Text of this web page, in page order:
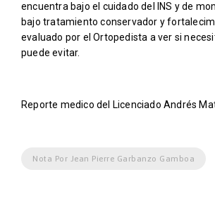
encuentra bajo el cuidado del INS y de
bajo tratamiento conservador y
evaluado por el Ortopedista a ver si
puede evitar.
Reporte medico del Licenciado Andrés
Nota Por Jean Pierre Garbanzo Gamboa